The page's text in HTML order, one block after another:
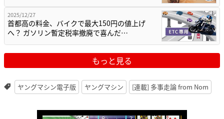
2025/12/27
首都高の料金、バイクで最大150円の値上げ
へ？ ガソリン暫定税率撤廃で喜んだ…
もっと見る
ヤングマシン電子版 ヤングマシン [連載] 多事走論 from Nom